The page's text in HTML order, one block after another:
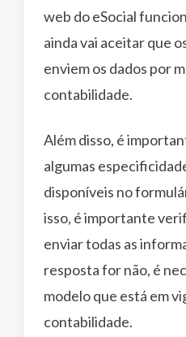
web do eSocial
ainda vai aceitar que
enviem os dados por
contabilidade.
Além disso, é
algumas
disponíveis no
isso, é importante
enviar todas as
resposta for não, é
modelo que está em
contabilidade.